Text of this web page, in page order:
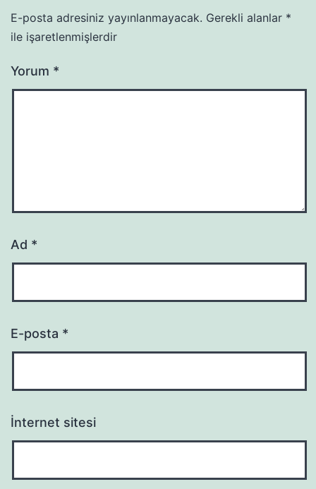
E-posta adresiniz yayınlanmayacak. Gerekli alanlar *
ile işaretlenmişlerdir
Yorum *
Ad *
E-posta *
İnternet sitesi